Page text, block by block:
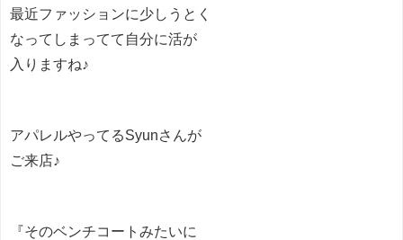
最近ファッションに少しうとく
なってしまってて自分に活が
入りますね♪
アパレルやってるSyunさんが
ご来店♪
『そのベンチコートみたいに